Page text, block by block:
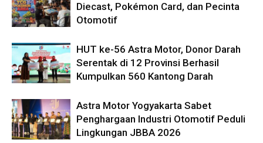
Diecast, Pokémon Card, dan Pecinta
Otomotif
HUT ke-56 Astra Motor, Donor Darah
Serentak di 12 Provinsi Berhasil
Kumpulkan 560 Kantong Darah
Astra Motor Yogyakarta Sabet
Penghargaan Industri Otomotif Peduli
Lingkungan JBBA 2026